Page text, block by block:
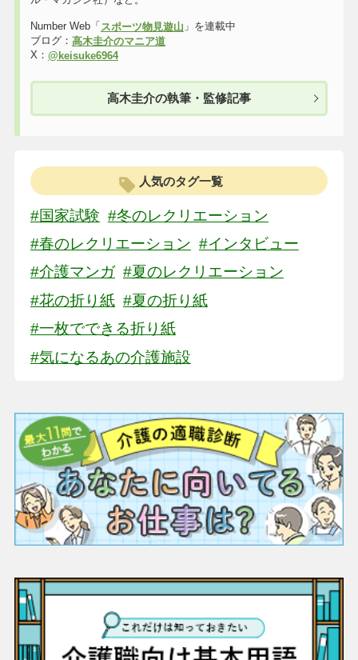
Number Web「 スポーツ物見遊山 」を連載中
ブログ： 高木圭介のマニア道
X： @keisuke6964
高木圭介の執筆・監修記事
人気のタグ一覧
#国家試験 #冬のレクリエーション
#春のレクリエーション #インタビュー
#介護マンガ #夏のレクリエーション
#花の折り紙 #夏の折り紙
#一枚でできる折り紙
#気になるあの介護施設